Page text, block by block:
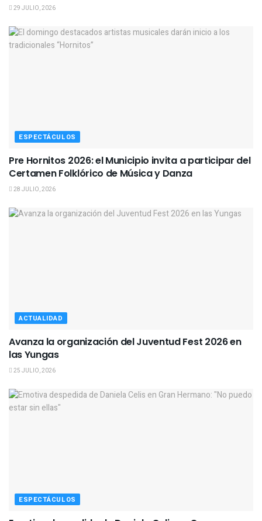
29 JULIO, 2026
ESPECTÁCULOS
Pre Hornitos 2026: el Municipio invita a participar del
Certamen Folklórico de Música y Danza
28 JULIO, 2026
ACTUALIDAD
Avanza la organización del Juventud Fest 2026 en
las Yungas
25 JULIO, 2026
ESPECTÁCULOS